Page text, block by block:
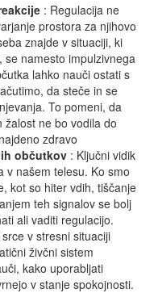
: Regulacija ne
prostora za njihovo
znajde v situaciji, ki
namesto impulzivnega
lahko nauči ostati s
da steče in se
To pomeni, da
žalost ne bo vodila do
zdravo
občutkov : Ključni vidik
v našem telesu. Ko smo
kot so hiter vdih, tiščanje
teh signalov se bolj
ali vaditi regulacijo.
v stresni situaciji
živčni sistem
kako uporabljati
v stanje spokojnosti.